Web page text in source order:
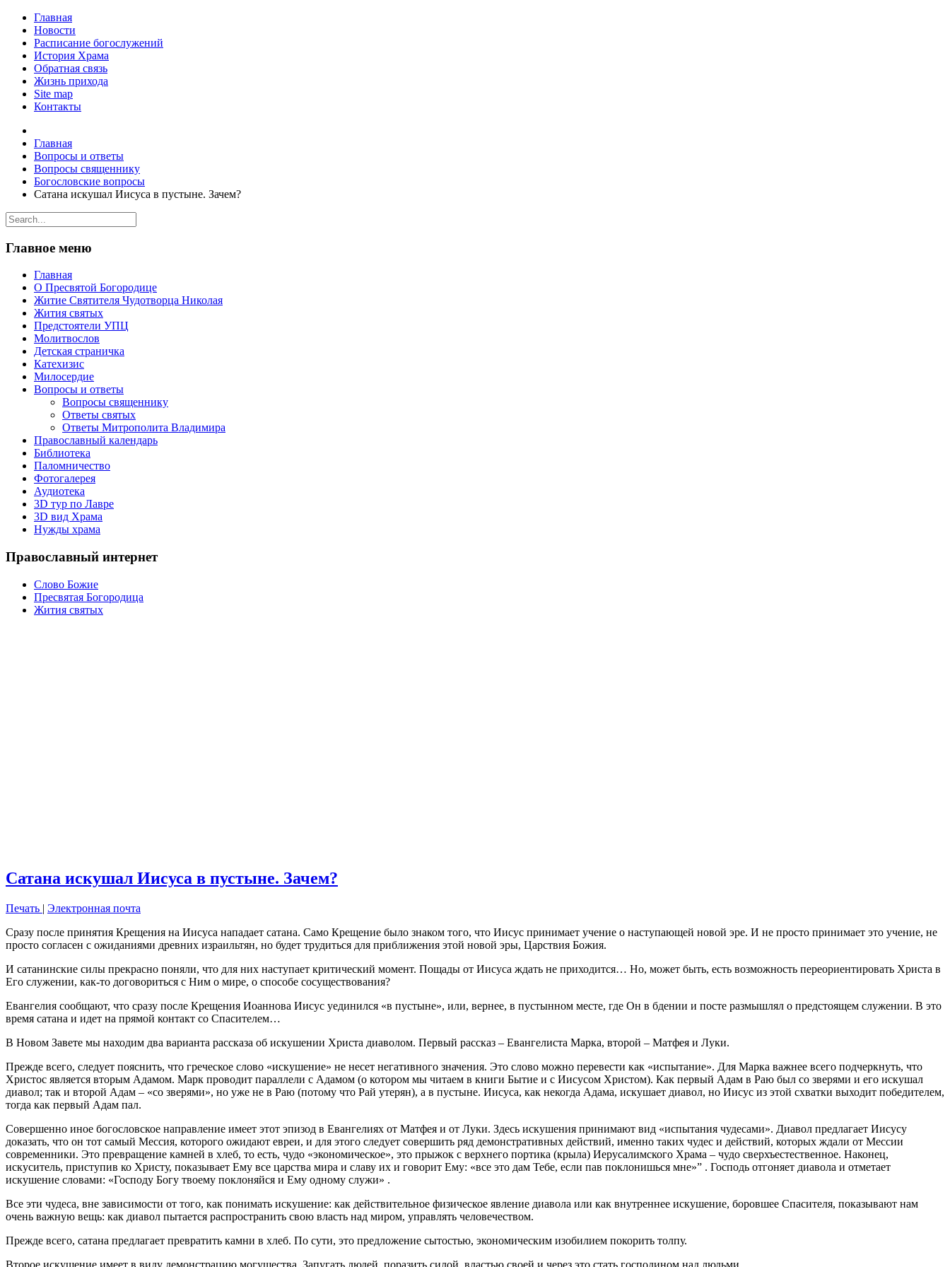
Главная
Новости
Расписание богослужений
История Храма
Обратная связь
Жизнь прихода
Site map
Контакты
Главная
Вопросы и ответы
Вопросы священнику
Богословские вопросы
Сатана искушал Иисуса в пустыне. Зачем?
Главное меню
Главная
О Пресвятой Богородице
Житие Святителя Чудотворца Николая
Жития святых
Предстоятели УПЦ
Молитвослов
Детская страничка
Катехизис
Милосердие
Вопросы и ответы
Вопросы священнику
Ответы святых
Ответы Митрополита Владимира
Православный календарь
Библиотека
Паломничество
Фотогалерея
Аудиотека
3D тур по Лавре
3D вид Храма
Нужды храма
Православный интернет
Слово Божие
Пресвятая Богородица
Жития святых
Сатана искушал Иисуса в пустыне. Зачем?
Печать | Электронная почта
Сразу после принятия Крещения на Иисуса нападает сатана. Само Крещение было знаком того, что Иисус принимает учение о наступающей новой эре. И не просто принимает это учение, не
просто согласен с ожиданиями древних израильтян, но будет трудиться для приближения этой новой эры, Царствия Божия.
И сатанинские силы прекрасно поняли, что для них наступает критический момент. Пощады от Иисуса ждать не приходится… Но, может быть, есть возможность переориентировать Христа в
Его служении, как-то договориться с Ним о мире, о способе сосуществования?
Евангелия сообщают, что сразу после Крещения Иоаннова Иисус уединился «в пустыне», или, вернее, в пустынном месте, где Он в бдении и посте размышлял о предстоящем служении. В это
время сатана и идет на прямой контакт со Спасителем…
В Новом Завете мы находим два варианта рассказа об искушении Христа диаволом. Первый рассказ – Евангелиста Марка, второй – Матфея и Луки.
Прежде всего, следует пояснить, что греческое слово «искушение» не несет негативного значения. Это слово можно перевести как «испытание». Для Марка важнее всего подчеркнуть, что
Христос является вторым Адамом. Марк проводит параллели с Адамом (о котором мы читаем в книги Бытие и с Иисусом Христом). Как первый Адам в Раю был со зверями и его искушал
диавол; так и второй Адам – «со зверями», но уже не в Раю (потому что Рай утерян), а в пустыне. Иисуса, как некогда Адама, искушает диавол, но Иисус из этой схватки выходит победителем,
тогда как первый Адам пал.
Совершенно иное богословское направление имеет этот эпизод в Евангелиях от Матфея и от Луки. Здесь искушения принимают вид «испытания чудесами». Диавол предлагает Иисусу
доказать, что он тот самый Мессия, которого ожидают евреи, и для этого следует совершить ряд демонстративных действий, именно таких чудес и действий, которых ждали от Мессии
современники. Это превращение камней в хлеб, то есть, чудо «экономическое», это прыжок с верхнего портика (крыла) Иерусалимского Храма – чудо сверхъестественное. Наконец,
искуситель, приступив ко Христу, показывает Ему все царства мира и славу их и говорит Ему: «все это дам Тебе, если пав поклонишься мне»” . Господь отгоняет диавола и отметает
искушение словами: «Господу Богу твоему поклоняйся и Ему одному служи» .
Все эти чудеса, вне зависимости от того, как понимать искушение: как действительное физическое явление диавола или как внутреннее искушение, боровшее Спасителя, показывают нам
очень важную вещь: как диавол пытается распространить свою власть над миром, управлять человечеством.
Прежде всего, сатана предлагает превратить камни в хлеб. По сути, это предложение сытостью, экономическим изобилием покорить толпу.
Второе искушение имеет в виду демонстрацию могущества. Запугать людей, поразить силой, властью своей и через это стать господином над людьми.